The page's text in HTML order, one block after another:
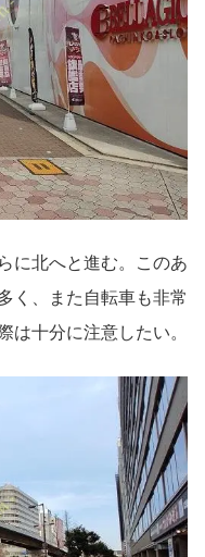
に北へと進む。このあ
く、また自転車も非常
は十分に注意したい。